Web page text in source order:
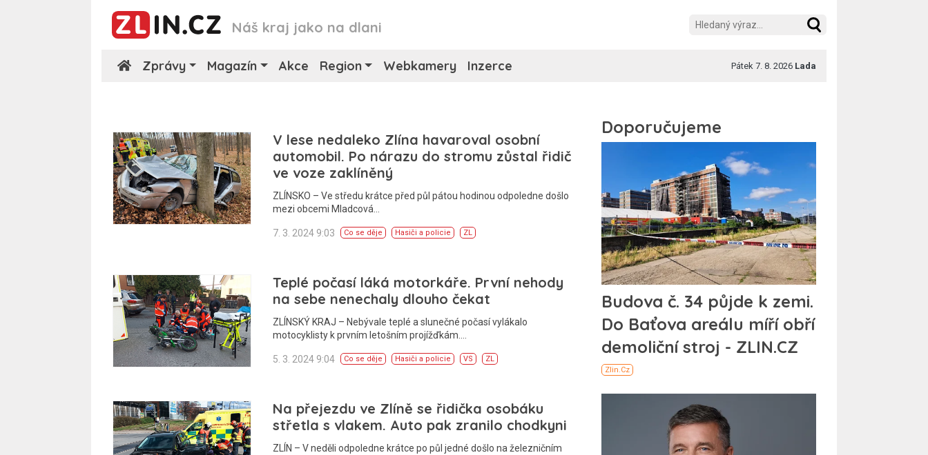
Náš kraj jako na dlani
Zprávy Magazín Akce Region Webkamery Inzerce Pátek 7. 8. 2026 Lada
V lese nedaleko Zlína havaroval osobní
automobil. Po nárazu do stromu zůstal řidič
ve voze zaklíněný
ZLÍNSKO – Ve středu krátce před půl pátou hodinou odpoledne došlo
mezi obcemi Mladcová…
7. 3. 2024 9:03 Co se děje Hasiči a policie ZL
Teplé počasí láká motorkáře. První nehody
na sebe nenechaly dlouho čekat
ZLÍNSKÝ KRAJ – Nebývale teplé a slunečné počasí vylákalo
motocyklisty k prvním letošním projížďkám.…
5. 3. 2024 9:04 Co se děje Hasiči a policie VS ZL
Na přejezdu ve Zlíně se řidička osobáku
střetla s vlakem. Auto pak zranilo chodkyni
ZLÍN – V neděli odpoledne krátce po půl jedné došlo na železničním